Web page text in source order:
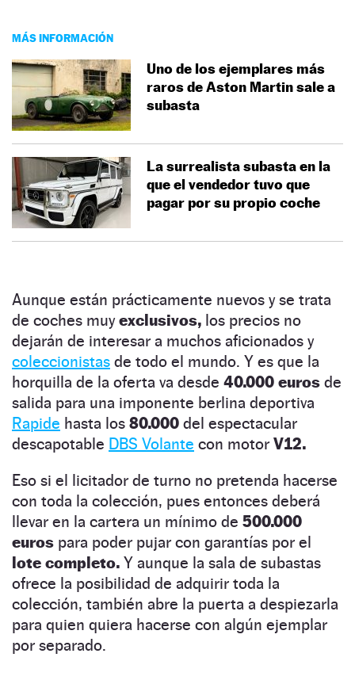
MÁS INFORMACIÓN
Uno de los ejemplares más
raros de Aston Martin sale a
subasta
La surrealista subasta en la
que el vendedor tuvo que
pagar por su propio coche
Aunque están prácticamente nuevos y se trata
de coches muyexclusivos, los precios no
dejarán de interesar a muchos aficionados y
coleccionistas de todo el mundo. Y es que la
horquilla de la oferta va desde 40.000 euros de
salida para una imponente berlina deportiva
Rapide hasta los 80.000 del espectacular
descapotable DBS Volante con motor V12.
Eso si el licitador de turno no pretenda hacerse
con toda la colección, pues entonces deberá
llevar en la cartera un mínimo de 500.000
euros para poder pujar con garantías por el
lote completo. Y aunque la sala de subastas
ofrece la posibilidad de adquirir toda la
colección, también abre la puerta a despiezarla
para quien quiera hacerse con algún ejemplar
por separado.